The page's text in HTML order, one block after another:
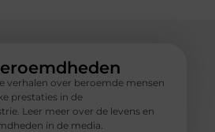
verhalen over beroemde mensen
prestaties in de
Leer meer over de levens en
in de media.